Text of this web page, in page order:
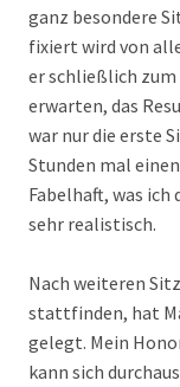
ganz besondere
fixiert wird von
er schließlich zum
erwarten, das
war nur die erste
Stunden mal
Fabelhaft, was ich
sehr realistisch.
Nach weiteren
stattfinden, hat
gelegt. Mein
kann sich